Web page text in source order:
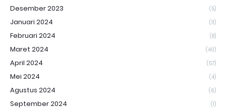
Desember 2023 (5)
Januari 2024 (11)
Februari 2024 (8)
Maret 2024 (40)
April 2024 (57)
Mei 2024 (4)
Agustus 2024 (6)
September 2024 (1)